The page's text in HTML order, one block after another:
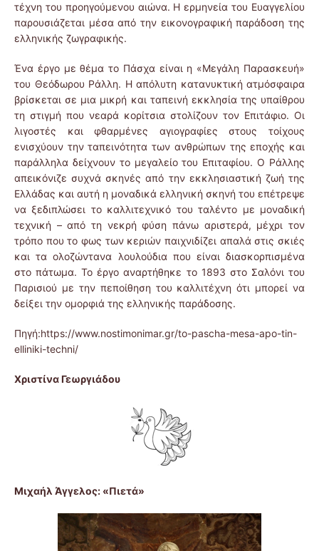
τέχνη του προηγούμενου αιώνα. Η ερμηνεία του Ευαγγελίου
παρουσιάζεται μέσα από την εικονογραφική παράδοση της
ελληνικής ζωγραφικής.
Ένα έργο με θέμα το Πάσχα είναι η «Μεγάλη Παρασκευή»
του Θεόδωρου Ράλλη. Η απόλυτη κατανυκτική ατμόσφαιρα
βρίσκεται σε μια μικρή και ταπεινή εκκλησία της υπαίθρου
τη στιγμή που νεαρά κορίτσια στολίζουν τον Επιτάφιο. Οι
λιγοστές και φθαρμένες αγιογραφίες στους τοίχους
ενισχύουν την ταπεινότητα των ανθρώπων της εποχής και
παράλληλα δείχνουν το μεγαλείο του Επιταφίου. Ο Ράλλης
απεικόνιζε συχνά σκηνές από την εκκλησιαστική ζωή της
Ελλάδας και αυτή η μοναδικά ελληνική σκηνή του επέτρεψε
να ξεδιπλώσει το καλλιτεχνικό του ταλέντο με μοναδική
τεχνική – από τη νεκρή φύση πάνω αριστερά, μέχρι τον
τρόπο που το φως των κεριών παιχνιδίζει απαλά στις σκιές
και τα ολοζώντανα λουλούδια που είναι διασκορπισμένα
στο πάτωμα. Το έργο αναρτήθηκε το 1893 στο Σαλόνι του
Παρισιού με την πεποίθηση του καλλιτέχνη ότι μπορεί να
δείξει την ομορφιά της ελληνικής παράδοσης.
Πηγή:https://www.nostimonimar.gr/to-pascha-mesa-apo-tin-
elliniki-techni/
ΧριστίναΓεωργιάδου
Μιχαήλ Άγγελος: «Πιετά»